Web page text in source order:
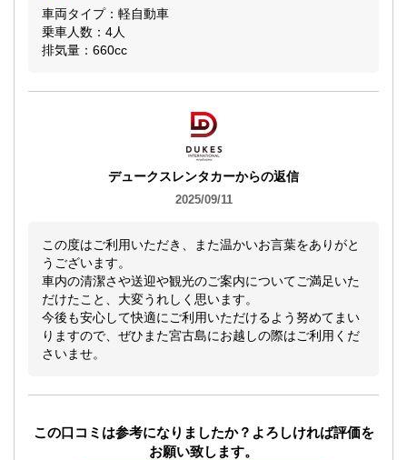
車両タイプ：軽自動車
乗車人数：4人
排気量：660cc
デュークスレンタカーからの返信
2025/09/11
この度はご利用いただき、また温かいお言葉をありがと
うございます。
車内の清潔さや送迎や観光のご案内についてご満足いた
だけたこと、大変うれしく思います。
今後も安心して快適にご利用いただけるよう努めてまい
りますので、ぜひまた宮古島にお越しの際はご利用くだ
さいませ。
この口コミは参考になりましたか？よろしければ評価を
お願い致します。